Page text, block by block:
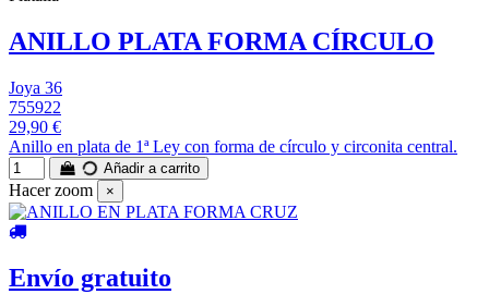
ANILLO PLATA FORMA CÍRCULO
Joya 36
755922
29,90 €
Anillo en plata de 1ª Ley con forma de círculo y circonita central.
Añadir a carrito
Hacer zoom ×
Envío gratuito